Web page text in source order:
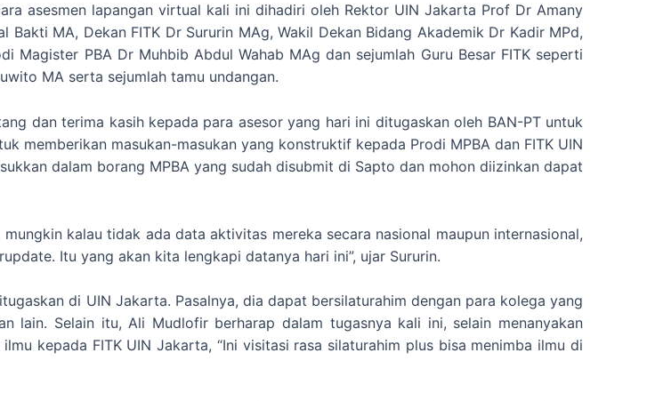
asesmen lapangan virtual kali ini dihadiri oleh Rektor UIN Jakarta Prof Dr Amany
MA, Dekan FITK Dr Sururin MAg, Wakil Dekan Bidang Akademik Dr Kadir MPd,
Magister PBA Dr Muhbib Abdul Wahab MAg dan sejumlah Guru Besar FITK seperti
MA serta sejumlah tamu undangan.
dan terima kasih kepada para asesor yang hari ini ditugaskan oleh BAN-PT untuk
memberikan masukan-masukan yang konstruktif kepada Prodi MPBA dan FITK UIN
dalam borang MPBA yang sudah disubmit di Sapto dan mohon diizinkan dapat
kalau tidak ada data aktivitas mereka secara nasional maupun internasional,
Itu yang akan kita lengkapi datanya hari ini”, ujar Sururin.
di UIN Jakarta. Pasalnya, dia dapat bersilaturahim dengan para kolega yang
lain. Selain itu, Ali Mudlofir berharap dalam tugasnya kali ini, selain menanyakan
kepada FITK UIN Jakarta, “Ini visitasi rasa silaturahim plus bisa menimba ilmu di